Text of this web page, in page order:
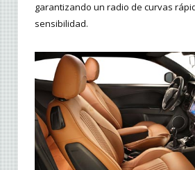
garantizando un radio de curvas
sensibilidad.